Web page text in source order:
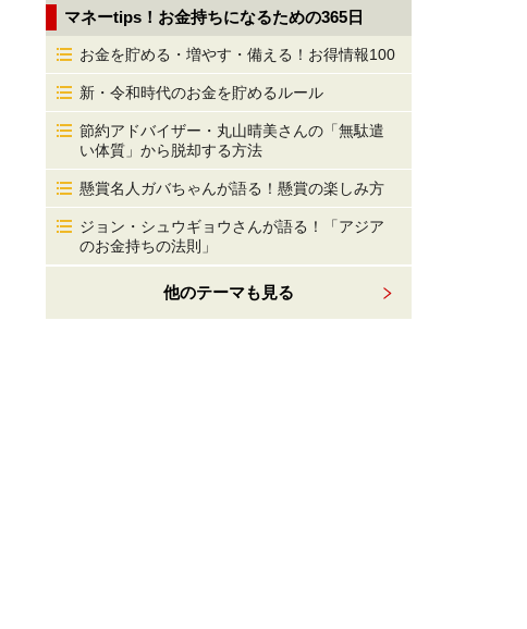
マネーtips！お金持ちになるための365日
お金を貯める・増やす・備える！お得情報100
新・令和時代のお金を貯めるルール
節約アドバイザー・丸山晴美さんの「無駄遣
い体質」から脱却する方法
懸賞名人ガバちゃんが語る！懸賞の楽しみ方
ジョン・シュウギョウさんが語る！「アジア
のお金持ちの法則」
他のテーマも見る